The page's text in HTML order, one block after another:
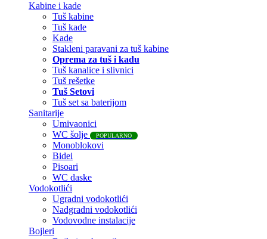
Kabine i kade
Tuš kabine
Tuš kade
Kade
Stakleni paravani za tuš kabine
Oprema za tuš i kadu
Tuš kanalice i slivnici
Tuš rešetke
Tuš Setovi
Tuš set sa baterijom
Sanitarije
Umivaonici
WC šolje
POPULARNO
Monoblokovi
Bidei
Pisoari
WC daske
Vodokotlići
Ugradni vodokotlići
Nadgradni vodokotlići
Vodovodne instalacije
Bojleri